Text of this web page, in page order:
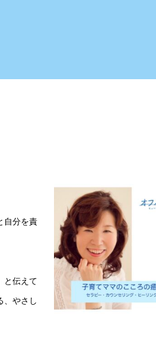
自分を責
と伝えて
、やさし